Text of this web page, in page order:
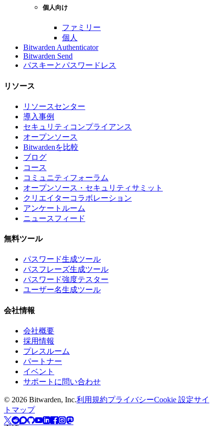
個人向け
ファミリー
個人
Bitwarden Authenticator
Bitwarden Send
パスキーとパスワードレス
リソース
リソースセンター
導入事例
セキュリティコンプライアンス
オープンソース
Bitwardenを比較
ブログ
コース
コミュニティフォーラム
オープンソース・セキュリティサミット
クリエイターコラボレーション
アンケートルーム
ニュースフィード
無料ツール
パスワード生成ツール
パスフレーズ生成ツール
パスワード強度テスター
ユーザー名生成ツール
会社情報
会社概要
採用情報
プレスルーム
パートナー
イベント
サポートに問い合わせ
© 2026 Bitwarden, Inc.利用規約プライバシーCookie 設定サイ
トマップ